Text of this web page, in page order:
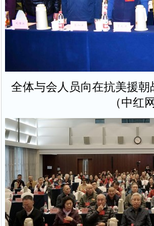
全体与会人员向在抗美援
（中红